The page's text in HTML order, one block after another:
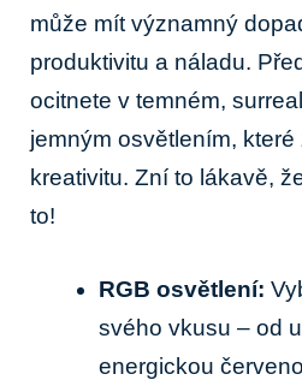
může mít významný
produktivitu a náladu.
ocitnete v temném,
jemným osvětlením,
kreativitu. Zní to lákavě,
to!
RGB osvětlení:
svého vkusu – od
energickou